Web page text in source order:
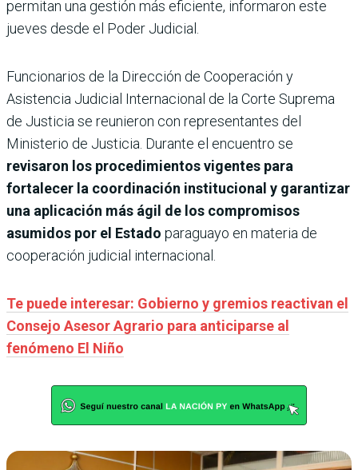
permitan una gestión más eficiente, informaron este
jueves desde el Poder Judicial.
Funcionarios de la Dirección de Cooperación y
Asistencia Judicial Internacional de la Corte Suprema
de Justicia se reunieron con representantes del
Ministerio de Justicia. Durante el encuentro se
revisaron los procedimientos vigentes para
fortalecer la coordinación institucional y garantizar
una aplicación más ágil de los compromisos
asumidos por el Estado paraguayo en materia de
cooperación judicial internacional.
Te puede interesar: Gobierno y gremios reactivan el
Consejo Asesor Agrario para anticiparse al
fenómeno El Niño